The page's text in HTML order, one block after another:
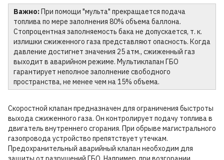
Важно:При помощи "мульта" прекращается подача
топлива по мере заполнения 80% объема баллона.
Стопроцентная заполняемость бака не допускается, т. к.
излишки сжиженного газа представляют опасность. Когда
давление достигнет значения 25 атм., сжиженный газ
выходит в аварийном режиме. Мультиклапан ГБО
гарантирует неполное заполнение свободного
пространства, не менее чем на 15% объема.
Скоростной клапан предназначен для ограничения быстроты
выхода сжиженного газа. Он контролирует подачу топлива в
двигатель внутреннего сгорания. При обрыве магистрального
газопровода устройство препятствует утечкам.
Предохранительный аварийный клапан необходим для